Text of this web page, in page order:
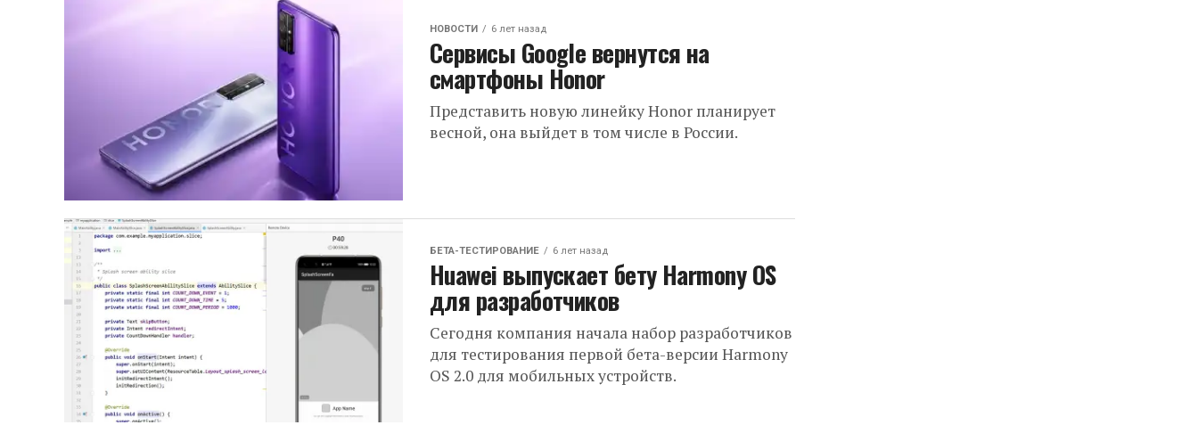
НОВОСТИ 6 лет назад
Сервисы Google вернутся на
смартфоны Honor
Представить новую линейку Honor планирует
весной, она выйдет в том числе в России.
БЕТА-ТЕСТИРОВАНИЕ 6 лет назад
Huawei выпускает бету Harmony OS
для разработчиков
Сегодня компания начала набор разработчиков
для тестирования первой бета-версии Harmony
OS 2.0 для мобильных устройств.